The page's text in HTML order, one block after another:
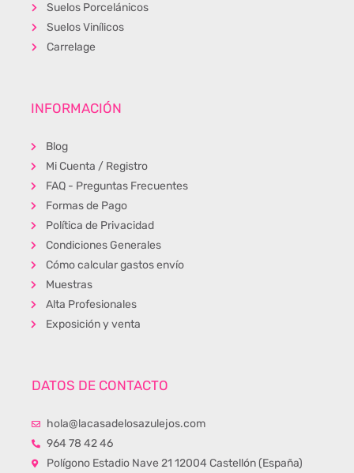
Suelos Porcelánicos
Suelos Vinílicos
Carrelage
INFORMACIÓN
Blog
Mi Cuenta / Registro
FAQ - Preguntas Frecuentes
Formas de Pago
Política de Privacidad
Condiciones Generales
Cómo calcular gastos envío
Muestras
Alta Profesionales
Exposición y venta
DATOS DE CONTACTO
hola@lacasadelosazulejos.com
964 78 42 46
Polígono Estadio Nave 21 12004 Castellón (España)